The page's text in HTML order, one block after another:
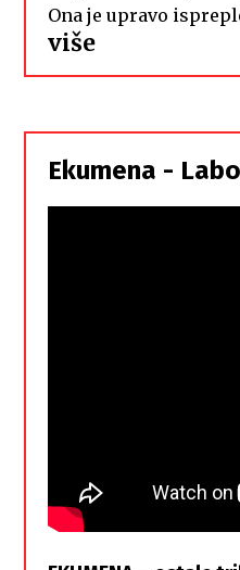
Ona je upravo
više:
Hrvati
Srbi,
istorodna
braća
Ekumena -